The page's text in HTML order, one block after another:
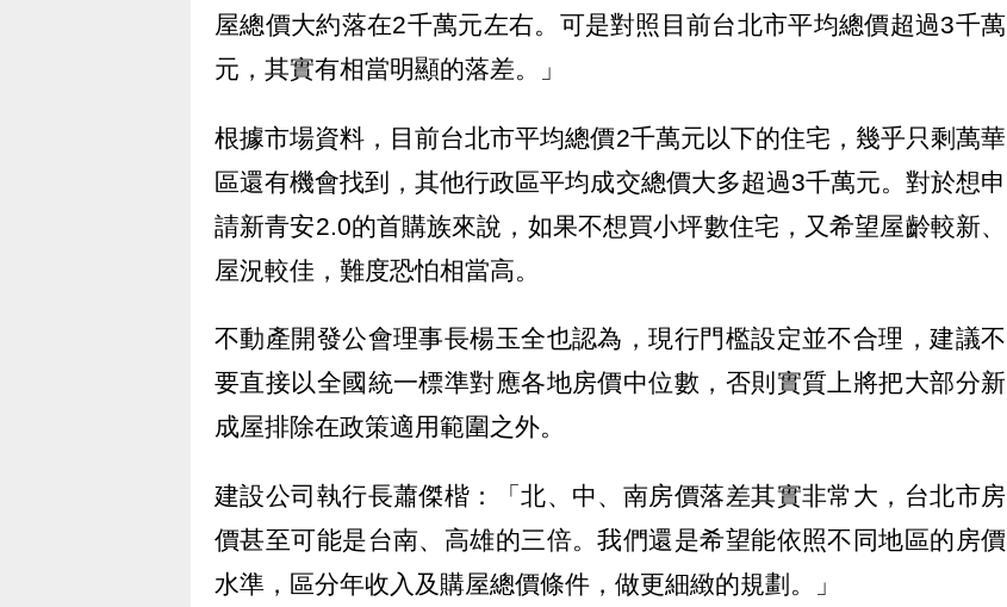
屋總價大約落在2千萬元左右。可是對照目前台北市平均總價超過3千萬
元，其實有相當明顯的落差。」
根據市場資料，目前台北市平均總價2千萬元以下的住宅，幾乎只剩萬華
區還有機會找到，其他行政區平均成交總價大多超過3千萬元。對於想申
請新青安2.0的首購族來說，如果不想買小坪數住宅，又希望屋齡較新、
屋況較佳，難度恐怕相當高。
不動產開發公會理事長楊玉全也認為，現行門檻設定並不合理，建議不
要直接以全國統一標準對應各地房價中位數，否則實質上將把大部分新
成屋排除在政策適用範圍之外。
建設公司執行長蕭傑楷：「北、中、南房價落差其實非常大，台北市房
價甚至可能是台南、高雄的三倍。我們還是希望能依照不同地區的房價
水準，區分年收入及購屋總價條件，做更細緻的規劃。」